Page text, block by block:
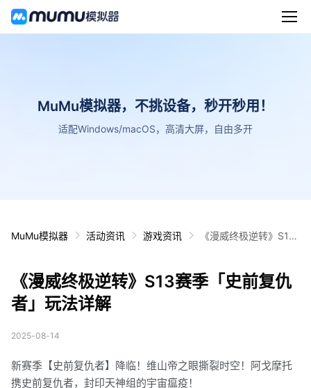
MuMu模拟器，不挑设备，秒开秒用！
适配Windows/macOS，高清大屏，自由多开
MuMu模拟器 活动资讯 游戏资讯
《漫威终极逆转》S13
《漫威终极逆转》S13赛季「史前复仇
者」玩法详解
2025-08-14
新赛季【史前复仇者】降临！维山帝之眼撕裂时空！阿戈摩托
携史前复仇者，封印天神组的宇宙瘟疫！